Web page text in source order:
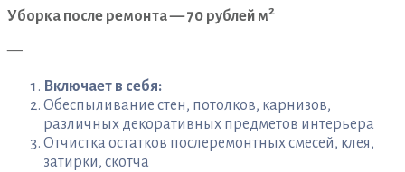
Уборка после ремонта — 70 рублей м2
—
Включает в себя:
Обеспыливание стен, потолков, карнизов,
различных декоративных предметов интерьера
Отчистка остатков послеремонтных смесей, клея,
затирки, скотча